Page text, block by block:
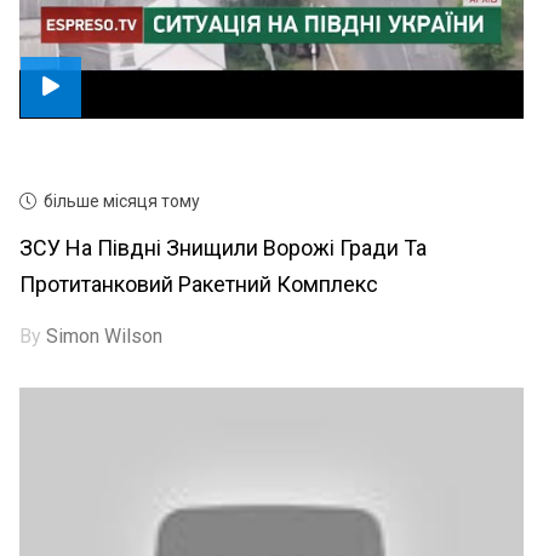
більше місяця тому
ЗСУ На Півдні Знищили Ворожі Гради Та
Протитанковий Ракетний Комплекс
BySimon Wilson